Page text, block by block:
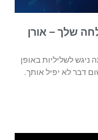
שלך – אורן
לשליליות באופן
דבר לא יפיל אותך.